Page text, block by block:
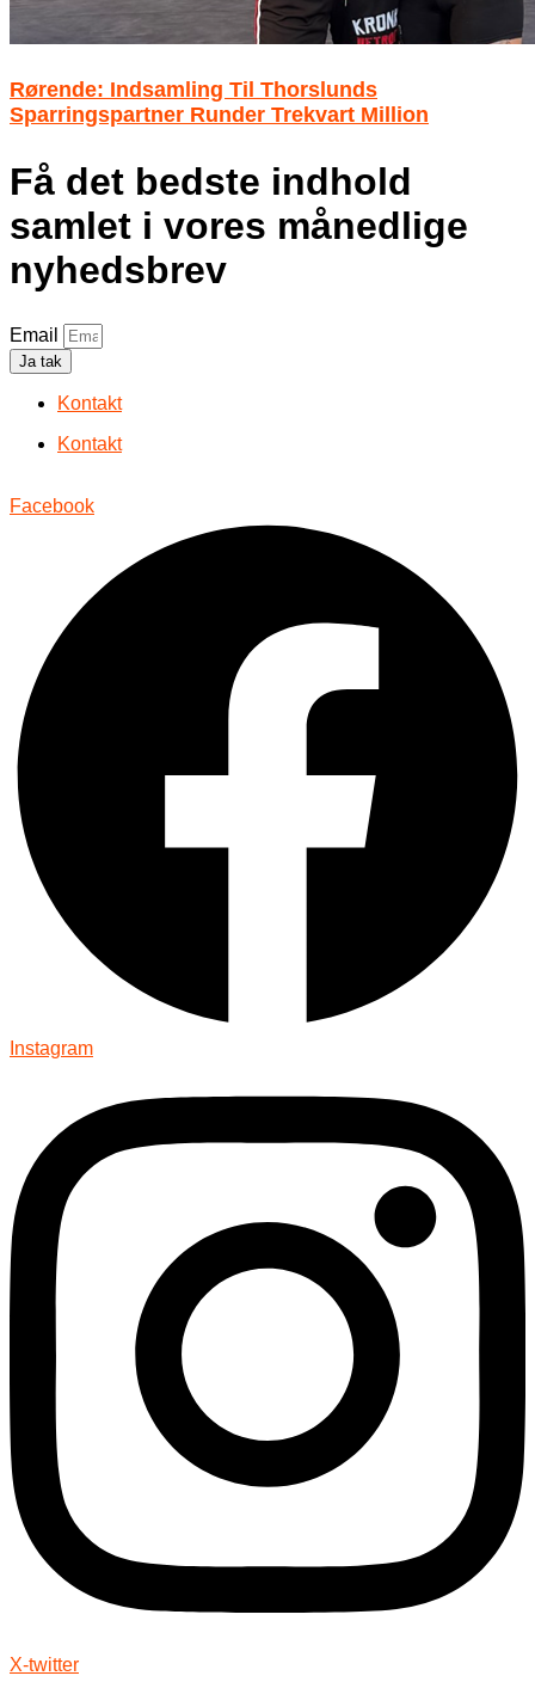
Rørende: Indsamling Til Thorslunds
Sparringspartner Runder Trekvart Million
Få det bedste indhold
samlet i vores månedlige
nyhedsbrev
Email
Ja tak
Kontakt
Kontakt
Facebook
Instagram
X-twitter